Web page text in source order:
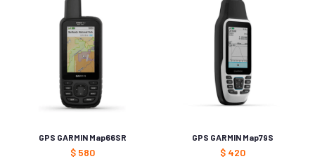
GPS GARMIN Map66SR
$580
GPS GARMIN Map79S
$ 420